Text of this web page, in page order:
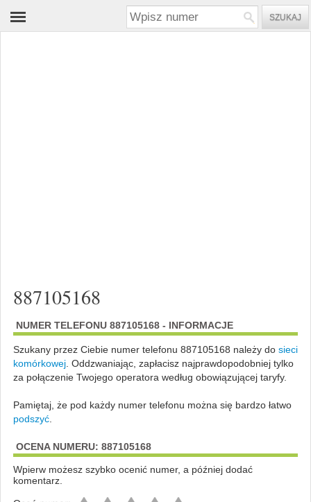
887105168
NUMER TELEFONU 887105168 - INFORMACJE
Szukany przez Ciebie numer telefonu 887105168 należy do sieci
komórkowej. Oddzwaniając, zapłacisz najprawdopodobniej tylko
za połączenie Twojego operatora według obowiązującej taryfy.
Pamiętaj, że pod każdy numer telefonu można się bardzo łatwo
podszyć.
OCENA NUMERU: 887105168
Wpierw możesz szybko ocenić numer, a później dodać
komentarz.